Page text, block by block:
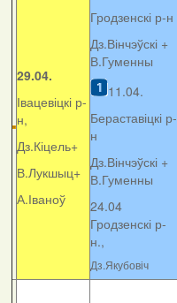
29.04.
Івацевіцкі р-
н,
Дз.Кіцель+
В.Лукшыц+
А.Іваноў
Гродзенскі р-н
Дз.Вінчэўскі +
В.Гуменны
11.04.
Бераставіцкі р-
н
Дз.Вінчэўскі +
В.Гуменны
24.04
Гродзенскі р-
н.,
Дз.Якубовіч